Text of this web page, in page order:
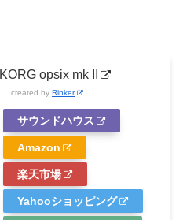
KORG opsix mk II
created by Rinker
サウンドハウス
Amazon
楽天市場
Yahooショッピング